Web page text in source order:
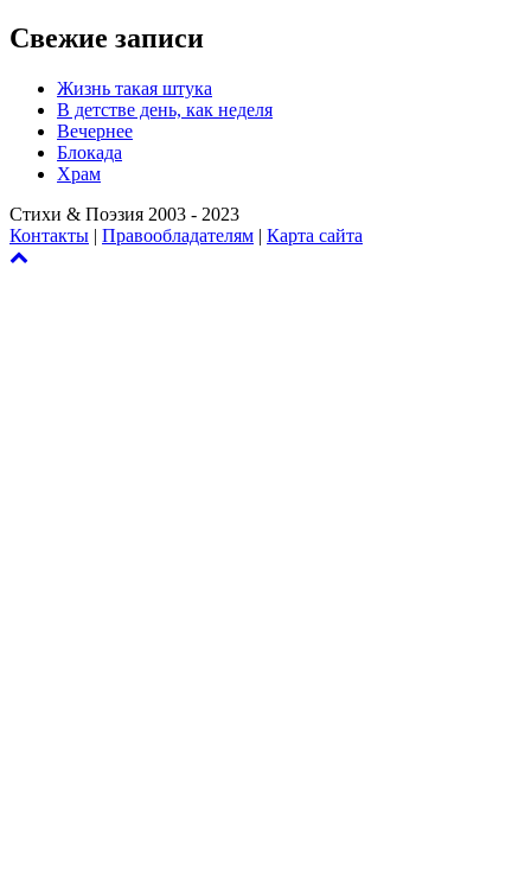
Свежие записи
Жизнь такая штука
В детстве день, как неделя
Вечернее
Блокада
Храм
Стихи & Поэзия 2003 - 2023
Контакты | Правообладателям | Карта сайта